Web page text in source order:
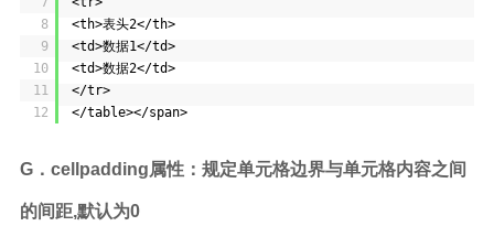
8
9
10
11
12
<th>表头2</th>
<td>数据1</td>
<td>数据2</td>
</tr>
</table></span>
G．cellpadding属性：规定单元格边界与单元格内容之间
的间距,默认为0